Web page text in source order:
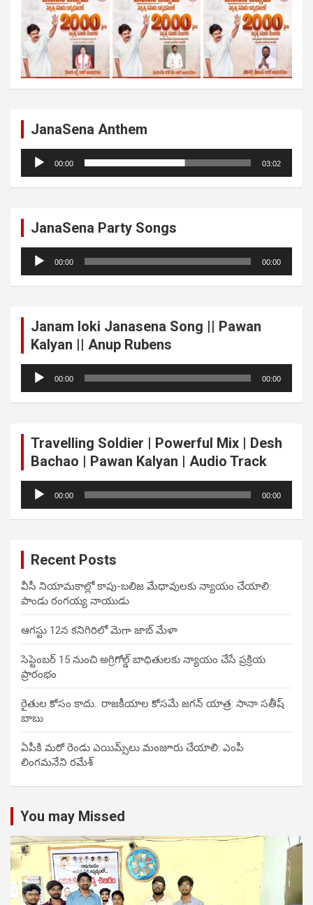
JanaSena Anthem
Audio
Player
00:00 03:02
JanaSena Party Songs
Audio
Player
00:00 00:00
Janam loki Janasena Song || Pawan
Kalyan || Anup Rubens
Audio
Player
00:00 00:00
Travelling Soldier | Powerful Mix | Desh
Bachao | Pawan Kalyan | Audio Track
Audio
Player
00:00 00:00
Recent Posts
వీసీ నియామకాల్లో కాపు-బలిజ మేధావులకు న్యాయం చేయాలి:
పాండు రంగయ్య నాయుడు
ఆగస్టు 12న కనిగిరిలో మెగా జాబ్ మేళా
సెప్టెంబర్ 15 నుంచి అగ్రిగోల్డ్ బాధితులకు న్యాయం చేసే ప్రక్రియ
ప్రారంభం
రైతుల కోసం కాదు.. రాజకీయాల కోసమే జగన్ యాత్ర: సానా సతీష్
బాబు
ఏపీకి మరో రెండు ఎయిమ్స్‌లు మంజూరు చేయాలి: ఎంపీ
లింగమనేని రమేశ్
You may Missed